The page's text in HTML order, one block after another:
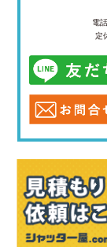
電
定